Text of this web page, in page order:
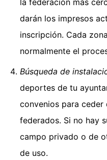
la federación más
darán los impresos
inscripción. Cada
normalmente el
Búsqueda de
deportes de tu
convenios para
federados. Si no hay
campo privado o de
de uso.